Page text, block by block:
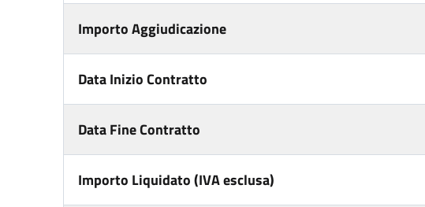
Importo Aggiudicazione
Data Inizio Contratto
Data Fine Contratto
Importo Liquidato (IVA esclusa)